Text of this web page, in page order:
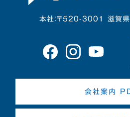
本社：〒520-3001 滋賀
会社案内